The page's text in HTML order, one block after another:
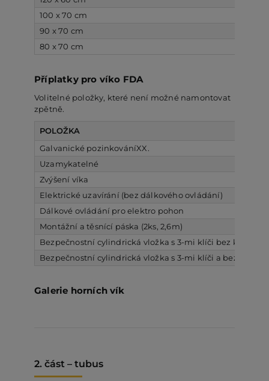
100 x 70 cm
90 x 70 cm
80 x 70 cm
Příplatky pro víko FDA
Volitelné položky, které není možné namontovat
zpětně.
POLOŽKA
Galvanické pozinkováníXX.
Uzamykatelné
Zvýšení víka
Elektrické uzavírání (bez dálkového ovládání)
Dálkové ovládání pro elektro pohon
Montážní a těsnící páska (2ks, 2,6m)
Bezpečnostní cylindrická vložka s 3-mi klíči bez karty
Bezpečnostní cylindrická vložka s 3-mi klíči a
Galerie horních vík
2. část – tubus